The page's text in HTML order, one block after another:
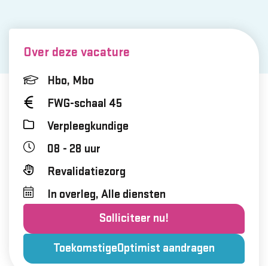
Over deze vacature
Hbo, Mbo
FWG-schaal 45
Verpleegkundige
08 - 28 uur
Revalidatiezorg
In overleg, Alle diensten
Solliciteer nu!
ToekomstigeOptimist aandragen